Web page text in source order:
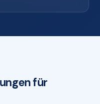
für